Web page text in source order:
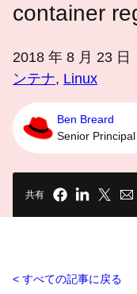
さ
container
2018 年 8 月 23 日
ンテナ, Linux
Ben Breard
Senior
共有
すべての記事に戻る